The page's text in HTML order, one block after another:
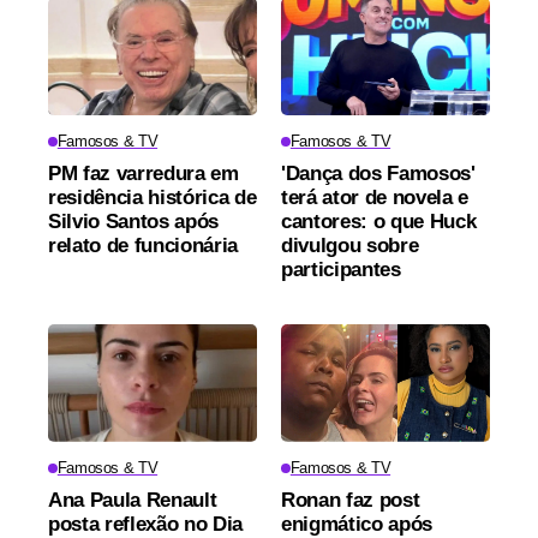
Famosos & TV
PM faz varredura em
residência histórica de
Silvio Santos após
relato de funcionária
Famosos & TV
'Dança dos Famosos'
terá ator de novela e
cantores: o que Huck
divulgou sobre
participantes
Famosos & TV
Ana Paula Renault
posta reflexão no Dia
Famosos & TV
Ronan faz post
enigmático após